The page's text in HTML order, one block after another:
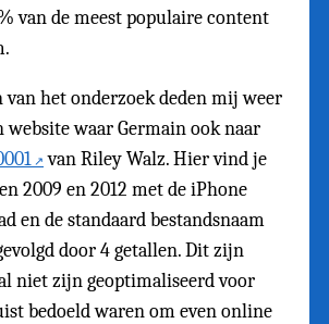
van de meest populaire content
van het onderzoek deden mij weer
website waar Germain ook naar
van Riley Walz. Hier vind je
2009 en 2012 met de iPhone
en de standaard bestandsnaam
door 4 getallen. Dit zijn
niet zijn geoptimaliseerd voor
bedoeld waren om even online